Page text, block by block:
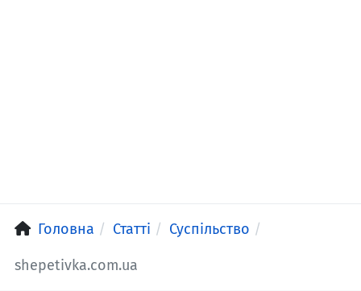
Головна Статті Суспільство
shepetivka.com.ua